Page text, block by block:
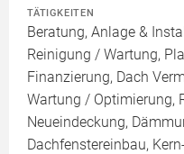
TÄTIGKEITEN
Beratung, Anlage &
Reinigung / Wartung,
Finanzierung, Dach
Wartung / Optimierung,
Neueindeckung,
Dachfenstereinbau,